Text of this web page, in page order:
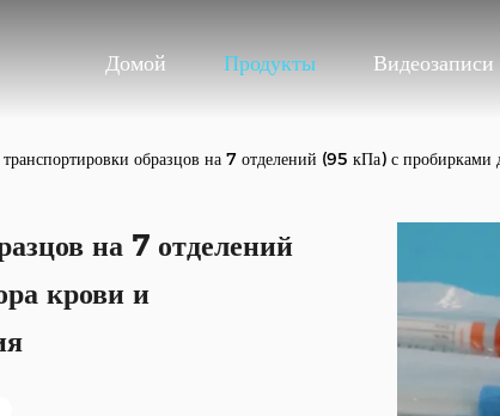
Домой Продукты Видеозаписи
образцов на 7 отделений (95 кПа) с пробирками
на 7 отделений
крови и